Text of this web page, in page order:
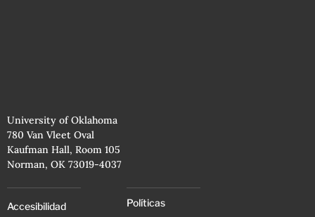
University of Oklahoma
780 Van Vleet Oval
Kaufman Hall, Room 105
Norman, OK 73019-4037
Accesibilidad Políticas